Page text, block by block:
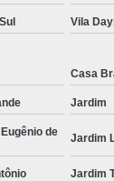
Espelho São
Espelho de
Espelho
Moderno
Espelho
Vila
Casa
Jardim
de
Jardim
Jardim